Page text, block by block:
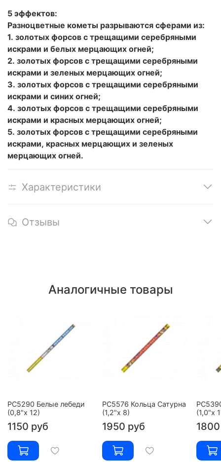
5 эффектов:
Разноцветные кометы разрываются сферами из:
1. золотых форсов с трещащими серебряными
искрами и белых мерцающих огней;
2. золотых форсов с трещащими серебряными
искрами и зеленых мерцающих огней;
3. золотых форсов с трещащими серебряными
искрами и синих огней;
4. золотых форсов с трещащими серебряными
искрами и красных мерцающих огней;
5. золотых форсов с трещащими серебряными
искрами, красных мерцающих и зеленых
мерцающих огней.
Характеристики
Отзывы
Аналогичные товары
РС5290 Белые лебеди
(0,8"х 12)
1150 руб
РС5576 Кольца Сатурна
(1,2"х 8)
1950 руб
(1,0"х